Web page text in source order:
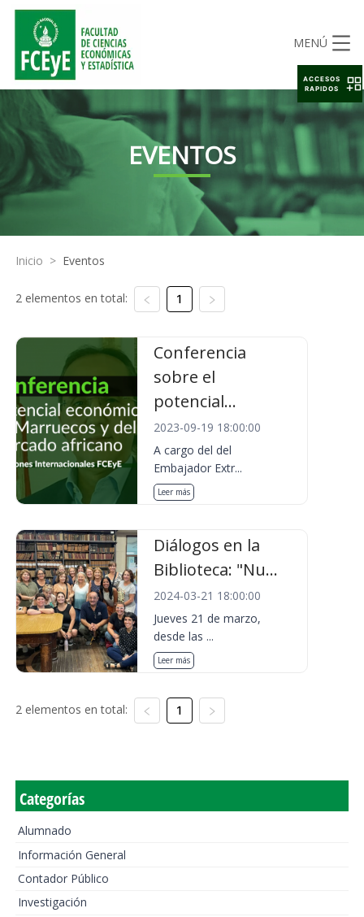
MENÚ
EVENTOS
Inicio > Eventos
2 elementos en total: 1
Conferencia
sobre el
potencial...
2023-09-19 18:00:00
A cargo del del
Embajador Extr...
Leer más
Diálogos en la
Biblioteca: "Nu...
2024-03-21 18:00:00
Jueves 21 de marzo,
desde las ...
Leer más
2 elementos en total: 1
Categorías
Alumnado
Información General
Contador Público
Investigación
ACCESOS
RAPIDOS